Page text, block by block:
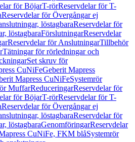
för BöjarT-rörReservdelar för T-
Reservdelar för Övergångar ej
löstagbaraReservdelar för
löstagbaraFörslutningarReservdelar
Reservdelar för AnslutningarTillbehör
Tätningar för rörledningar och
Set skruv för
CuNiFeGeberit Mapress
Mapress CuNiFeSystemrör
MuffarReduceringarReservdelar för
för BöjarT-rörReservdelar för T-
Reservdelar för Övergångar ej
löstagbaraReservdelar för
löstagbaraGenomföringarReservdelar
CuNiFe, FKM blåSystemrör